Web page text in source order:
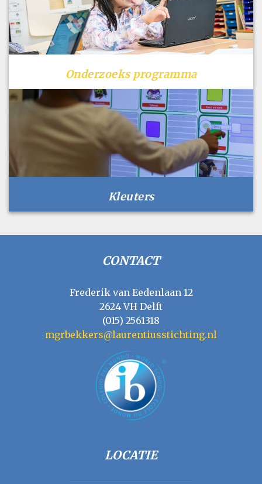
Onderzoeks programma
Kleuters
CONTACT
Frederik van Eedenlaan 12
2624 VH Delft
(015) 2561318
mgrbekkers@laurentiusstichting.nl
LOCATIE